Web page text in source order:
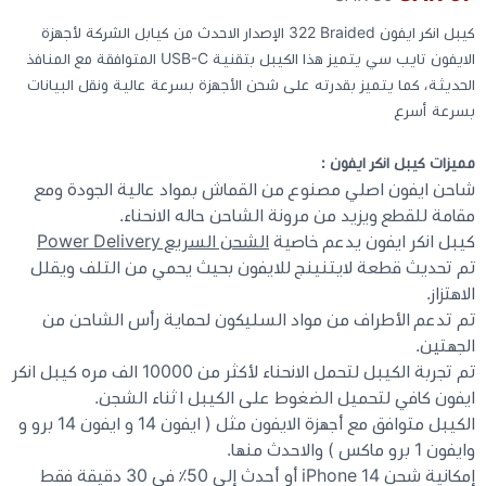
كيبوردات
الكابلات والمحولات
أجهزة الشبكة والراوترات
وصلات الوسائط و موزع يو اس بي Hub
كيبل انكر ايفون 322‎ Braided الإصدار الاحدث من كيابل الشركة لأجهزة
الايفون تايب سي يتميز هذا الكيبل بتقنية USB-C المتوافقة مع المنافذ
الحديثة، كما يتميز بقدرته على شحن الأجهزة بسرعة عالية ونقل البيانات
بسرعة أسرع
مميزات كيبل انكر ايفون :
شاحن ايفون اصلي مصنوع من القماش بمواد عالية الجودة ومع
مقامة للقطع ويزيد من مرونة الشاحن حاله الانحناء.
كيبل انكر ايفون يدعم خاصيةالشحن السريع Power Delivery
تم تحديث قطعة لايتنينج للايفون بحيث يحمي من التلف ويقلل
الاهتزاز.
تم تدعم الأطراف من مواد السليكون لحماية رأس الشاحن من
الجهتين.
تم تجربة الكيبل لتحمل الانحناء لأكثر من 10000 الف مره كيبل انكر
ايفون كافي لتحميل الضغوط على الكيبل اثناء الشجن.
الكيبل متوافق مع أجهزة الايفون مثل ( ايفون 14 و ايفون 14 برو و
وايفون 1 برو ماكس ) والاحدث منها.
إمكانية شحن iPhone 14 أو أحدث إلى 50٪ في 30 دقيقة فقط